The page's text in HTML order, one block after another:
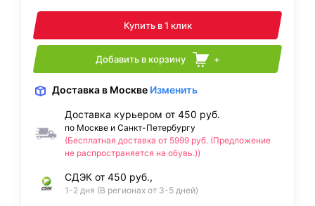
Купить в 1 клик
Добавить в корзину +
Доставка в Москве Изменить
Доставка курьером от 450 руб.
по Москве и Санкт-Петербургу
(Бесплатная доставка от 5999 руб. (Предложение
не распространяется на обувь.))
СДЭК от 450 руб.,
1-2 дня (В регионах от 3-5 дней)